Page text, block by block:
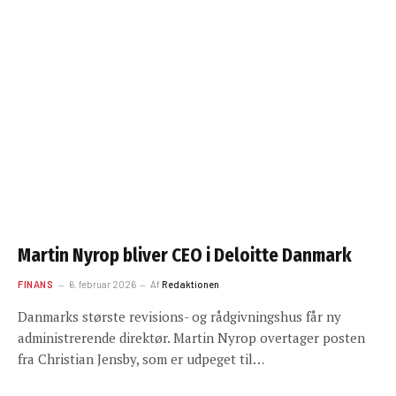
Martin Nyrop bliver CEO i Deloitte Danmark
FINANS 6. februar 2026 AfRedaktionen
Danmarks største revisions- og rådgivningshus får ny
administrerende direktør. Martin Nyrop overtager posten
fra Christian Jensby, som er udpeget til…